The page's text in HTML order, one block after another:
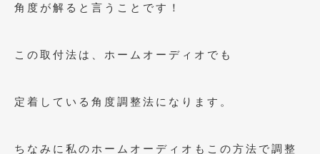
角度が解ると言うことです！
この取付法は、ホームオーディオでも
定着している角度調整法になります。
ちなみに私のホームオーディオもこの方法で調整